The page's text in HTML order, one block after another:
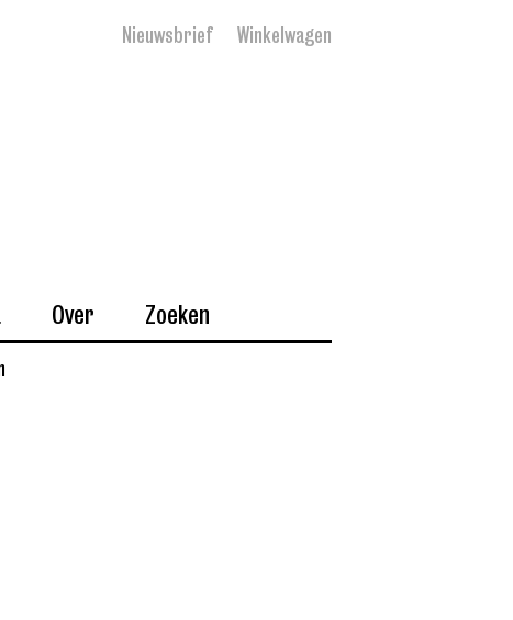
Nieuwsbrief Winkelwagen
Over Zoeken